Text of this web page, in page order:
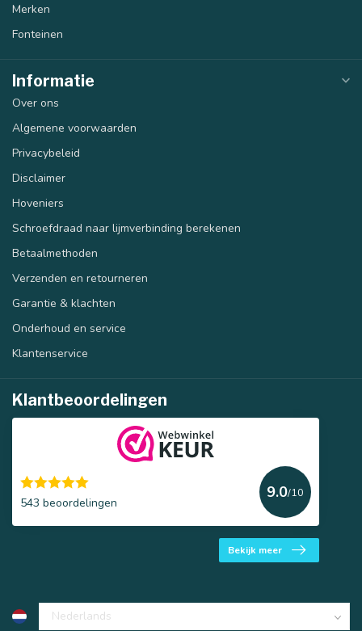
Merken
Fonteinen
Informatie
Over ons
Algemene voorwaarden
Privacybeleid
Disclaimer
Hoveniers
Schroefdraad naar lijmverbinding berekenen
Betaalmethoden
Verzenden en retourneren
Garantie & klachten
Onderhoud en service
Klantenservice
Klantbeoordelingen
543 beoordelingen
9.0/10
Bekijk meer